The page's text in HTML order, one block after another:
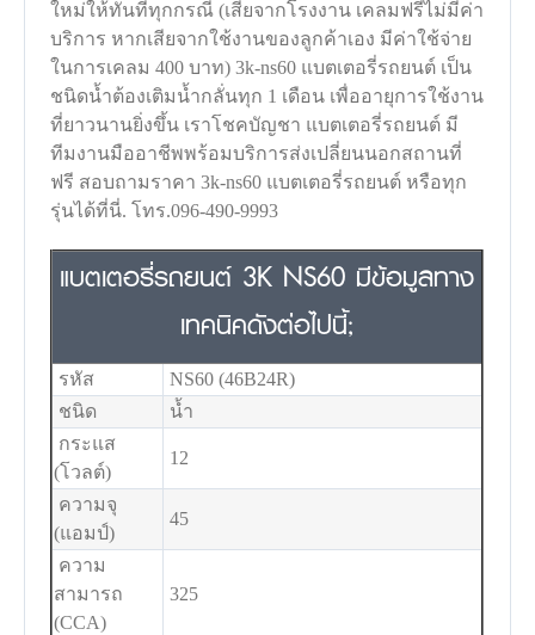
ใหม่ให้ทันทีทุกกรณี (เสียจากโรงงาน เคลมฟรีไม่มีค่า
บริการ หากเสียจากใช้งานของลูกค้าเอง มีค่าใช้จ่าย
ในการเคลม 400 บาท) 3k-ns60 แบตเตอรี่รถยนต์ เป็น
ชนิดน้ำต้องเติมน้ำกลั่นทุก 1 เดือน เพื่ออายุการใช้งาน
ที่ยาวนานยิ่งขึ้น เราโชคบัญชา แบตเตอรี่รถยนต์ มี
ทีมงานมืออาชีพพร้อมบริการส่งเปลี่ยนนอกสถานที่
ฟรี สอบถามราคา 3k-ns60 แบตเตอรี่รถยนต์ หรือทุก
รุ่นได้ที่นี่. โทร.096-490-9993
แบตเตอรี่รถยนต์ 3K NS60 มีข้อมูลทาง
เทคนิคดังต่อไปนี้;
รหัส
NS60 (46B24R)
ชนิด
น้ำ
กระแส
(โวลต์)
12
ความจุ
(แอมป์)
45
ความ
สามารถ
(CCA)
325